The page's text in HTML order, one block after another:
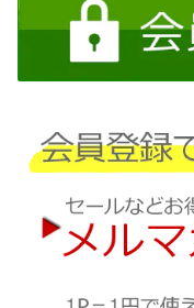
ダイハツ
三菱
スバル